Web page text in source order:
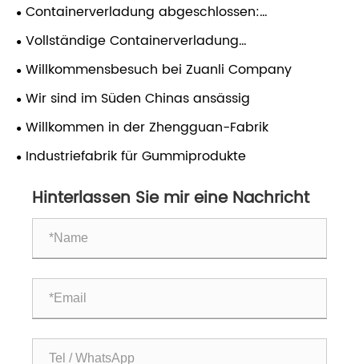
Containerverladung abgeschlossen:
Hochleistungs-RO-Druckerhöhungspumpen bereit
für den weltweiten Versand
Vollständige Containerverladung
abgeschlossen! Zuanli RO-
Wassererhöhungspumpen bereit für den
weltweiten Versand
Willkommensbesuch bei Zuanli Company
Wir sind im Süden Chinas ansässig
Willkommen in der Zhengguan-Fabrik
Industriefabrik für Gummiprodukte
Hinterlassen Sie mir eine Nachricht